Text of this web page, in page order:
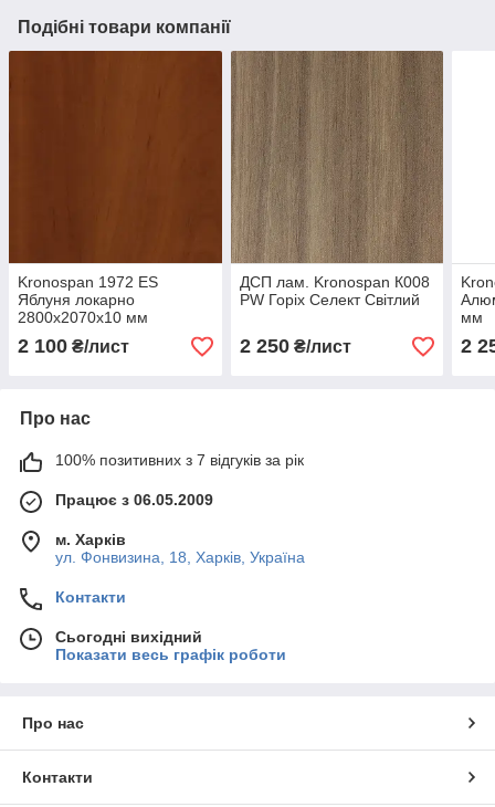
Подібні товари компанії
Kronospan 1972 ES
Яблуня локарно
2800х2070х10 мм
2 100 ₴/лист
ДСП лам. Kronospan К008
PW Горіх Селект Світлий
2 250₴/лист
мм
2
Про нас
100% позитивних з 7 відгуків за рік
Працює з 06.05.2009
м. Харків
ул. Фонвизина, 18, Харків, Україна
Контакти
Сьогодні вихідний
Показати весь графік роботи
Про нас
Контакти